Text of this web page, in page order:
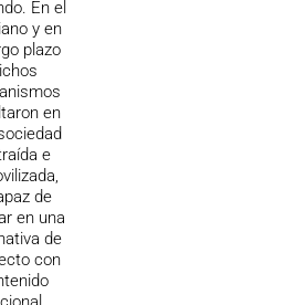
En el
y en
plazo
en
e
de
en una
de
con